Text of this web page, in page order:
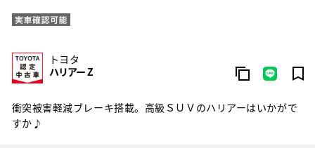
トヨタ
ハリアー Z
衝突被害軽減ブレーキ搭載。高級ＳＵＶのハリアーはいかがで
すか♪